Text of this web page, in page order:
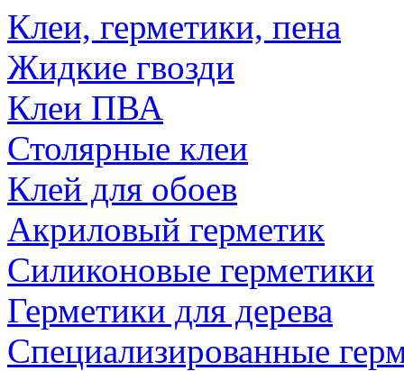
Клеи, герметики, пена
Жидкие гвозди
Клеи ПВА
Столярные клеи
Клей для обоев
Акриловый герметик
Силиконовые герметики
Герметики для дерева
Специализированные